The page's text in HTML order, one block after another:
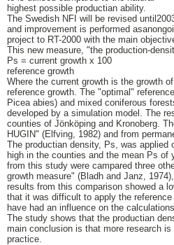
highest possible productian ability.
The Swedish NFI will be revised
and improvement is performed
project to RT-2000 with the main
This new measure, "the production-
Ps = current growth x 100
reference growth
Where the current growth is the growth
reference growth. The "optimal"
Picea abies) and mixed coniferous
developed by a simulation model. The
counties of Jönköping and Kronoberg.
HUGIN" (Elfving, 1982) and from
The productian density, Ps, was
high in the counties and the mean Ps of
from this study were campared three
growth measure" (Bladh and Janz,
results from this comparison showed a
that it was difficult to apply the
have had an influence on the
The study shows that the productian
main conclusion is that more research
practice.